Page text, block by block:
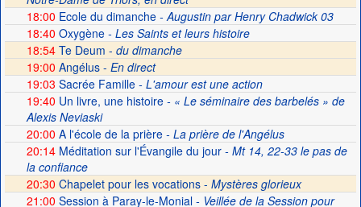
18:00 Ecole du dimanche- Augustin par Henry Chadwick 03
18:40 Oxygène- Les Saints et leurs histoire
18:54Te Deum - du dimanche
19:00 Angélus - En direct
19:03 Sacrée Famille- L'amour est une action
19:40 Un livre, une histoire- « Le séminaire des barbelés » de
Alexis Neviaski
20:00 A l'école de la prière- La prière de l'Angélus
20:14Méditation sur l'Évangile du jour- Mt 14, 22-33 le pas de
la confiance
20:30 Chapelet pour les vocations - Mystères glorieux
21:00 Session à Paray-le-Monial- Veillée de la Session pour